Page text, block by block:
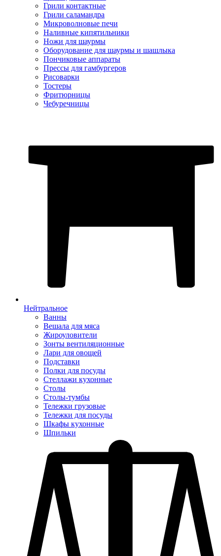
Грили контактные
Грили саламандра
Микроволновые печи
Наливные кипятильники
Ножи для шаурмы
Оборудование для шаурмы и шашлыка
Пончиковые аппараты
Прессы для гамбургеров
Рисоварки
Тостеры
Фритюрницы
Чебуречницы
Нейтральное
Ванны
Вешала для мяса
Жироуловители
Зонты вентиляционные
Лари для овощей
Подставки
Полки для посуды
Стеллажи кухонные
Столы
Столы-тумбы
Тележки грузовые
Тележки для посуды
Шкафы кухонные
Шпильки